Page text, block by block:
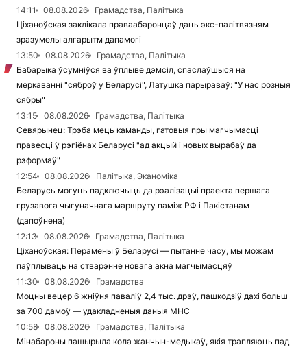
14:11
08.08.2026
Грамадства, Палітыка
Ціханоўская заклікала праваабаронцаў даць экс-палітвязням
зразумелы алгарытм дапамогі
13:50
08.08.2026
Грамадства, Палітыка
Бабарыка ўсумніўся ва ўплыве дэмсіл, спаслаўшыся на
меркаванні "сяброў у Беларусі", Латушка парыраваў: "У нас розныя
сябры"
13:15
08.08.2026
Грамадства, Палітыка
Севярынец: Трэба мець каманды, гатовыя пры магчымасці
правесці ў рэгіёнах Беларусі "ад акцый і новых вырабаў да
рэформаў"
12:54
08.08.2026
Палітыка, Эканоміка
Беларусь могуць падключыць да рэалізацыі праекта першага
грузавога чыгуначнага маршруту паміж РФ і Пакістанам
(дапоўнена)
12:13
08.08.2026
Грамадства, Палітыка
Ціханоўская: Перамены ў Беларусі — пытанне часу, мы можам
паўплываць на стварэнне новага акна магчымасцяў
11:30
08.08.2026
Грамадства
Моцны вецер 6 жніўня паваліў 2,4 тыс. дрэў, пашкодзіў дахі больш
за 700 дамоў — удакладненыя даныя МНС
10:58
08.08.2026
Грамадства, Палітыка
Мінабароны пашырыла кола жанчын-медыкаў, якія трапляюць пад